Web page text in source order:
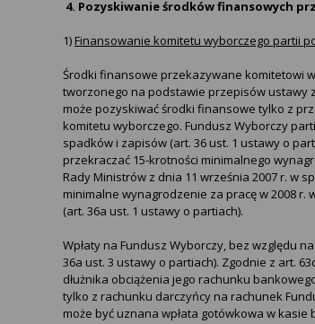
4. Pozyskiwanie środków finansowych
1) Finansowanie komitetu wyborczego partii
Środki finansowe przekazywane komitetowi
tworzonego na podstawie przepisów ustawy
może pozyskiwać środki finansowe tylko z
komitetu wyborczego. Fundusz Wyborczy
spadków i zapisów (art. 36 ust. 1 ustawy o
przekraczać 15-krotności minimalnego
Rady Ministrów z dnia 11 września 2007 r. w
minimalne wynagrodzenie za pracę w 2008 r.
(art. 36a ust. 1 ustawy o partiach).
Wpłaty na Fundusz Wyborczy, bez względu
36a ust. 3 ustawy o partiach). Zgodnie z art.
dłużnika obciążenia jego rachunku
tylko z rachunku darczyńcy na rachunek
może być uznana wpłata gotówkowa w